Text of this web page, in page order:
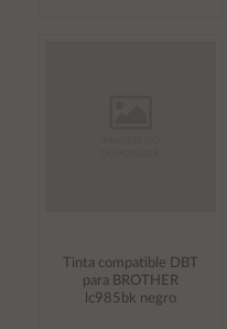
Tinta compatible DBT
para BROTHER
lc985bk negro